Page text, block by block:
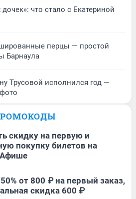
что стало с Екатериной
перцы — простой
Барнаула
Трусовой исполнился год —
скидку на первую и
покупку билетов на
от 800 ₽ на первый заказ,
скидка 600 ₽